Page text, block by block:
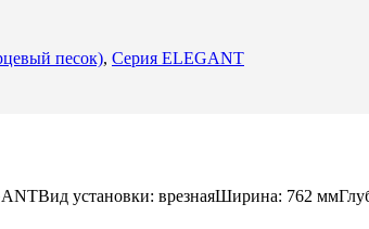
песок), Серия ELEGANT
установки: врезнаяШирина: 762